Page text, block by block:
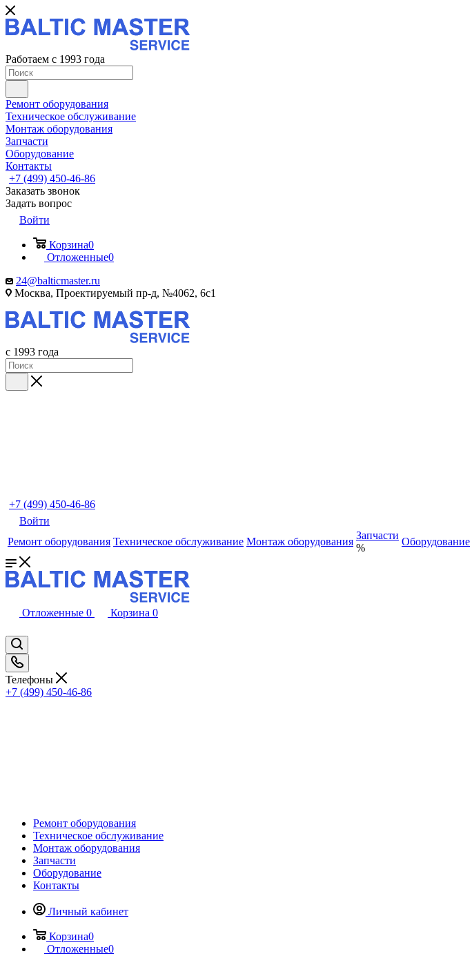
Работаем с 1993 года
Ремонт оборудования
Техническое обслуживание
Монтаж оборудования
Запчасти
Оборудование
Контакты
+7 (499) 450-46-86
Заказать звонок
Задать вопрос
Войти
Корзина0
Отложенные0
24@balticmaster.ru
Москва, Проектируемый пр-д, №4062, 6с1
с 1993 года
+7 (499) 450-46-86
Войти
Ремонт оборудования Техническое обслуживание Монтаж оборудования
Запчасти
%
Оборудование
Отложенные 0 Корзина 0
Телефоны
+7 (499) 450-46-86
Ремонт оборудования
Техническое обслуживание
Монтаж оборудования
Запчасти
Оборудование
Контакты
Личный кабинет
Корзина0
Отложенные0